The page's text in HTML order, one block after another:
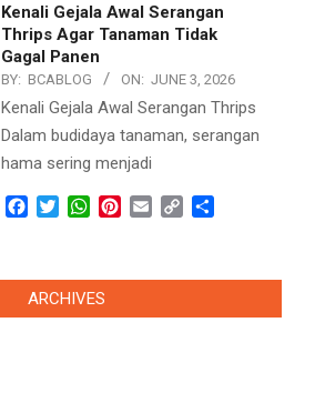
Kenali Gejala Awal Serangan
Thrips Agar Tanaman Tidak
Gagal Panen
BY: BCABLOG ON: JUNE 3, 2026
Kenali Gejala Awal Serangan Thrips
Dalam budidaya tanaman, serangan
hama sering menjadi
Facebook
TwitterWhatsApp
Pinterest
Email Copy
ARCHIVES